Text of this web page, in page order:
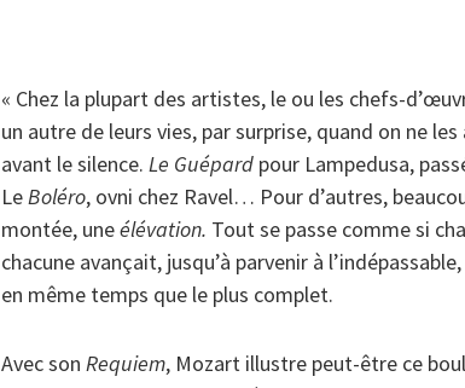
« Chez la plupart des artistes, le ou les chefs-
un autre de leurs vies, par surprise, quand on ne
avant le silence. Le Guépard pour Lampedusa,
LeBoléro, ovni chez Ravel… Pour d’autres,
montée, uneélévation. Tout se passe comme si
chacune avançait, jusqu’à parvenir à
en même temps que le plus complet.
Avec son Requiem, Mozart illustre peut-être ce